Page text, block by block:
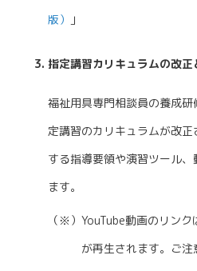
版）
」
指定講習カリキュラムの改正
福祉用具専門相談員の養成
定講習のカリキュラムが改
する指導要領や演習ツール
ます。
（※）YouTube動画のリン
が再生されます。ご注